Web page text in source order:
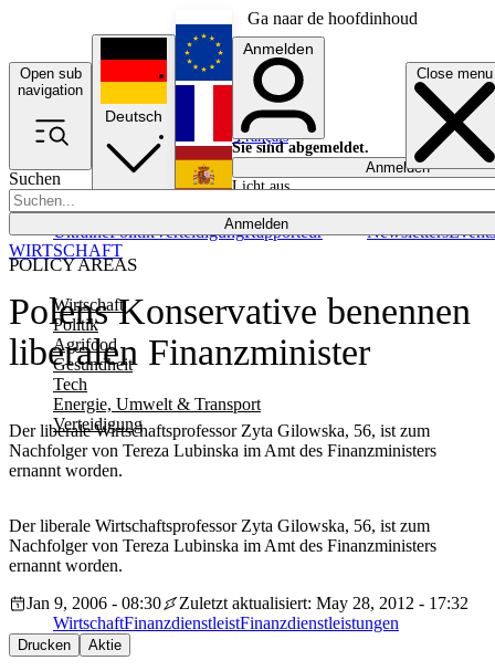
Ga naar de hoofdinhoud
Open sub
navigation
Close menu
Suchen
Anmelden
POLICY AREAS
Wirtschaft
Politik
Agrifood
Gesundheit
Tech
Energie, Umwelt & Transport
Verteidigung
UkrainePolitikVerteidigungRapporteur NewslettersEvents
Deutsch
English
Français
Anmelden
Sie sind abgemeldet.
Anmelden
Licht aus
Polens Konservative benennen
liberalen Finanzminister
Der liberale Wirtschaftsprofessor Zyta Gilowska, 56, ist zum
Nachfolger von Tereza Lubinska im Amt des Finanzministers
ernannt worden.
WIRTSCHAFT
Der liberale Wirtschaftsprofessor Zyta Gilowska, 56, ist zum
Nachfolger von Tereza Lubinska im Amt des Finanzministers
ernannt worden.
Jan 9, 2006 - 08:30
Zuletzt aktualisiert: May 28, 2012 - 17:32
WirtschaftFinanzdienstleistFinanzdienstleistungen
Drucken Aktie